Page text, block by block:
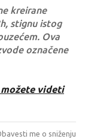
kreirane
stignu istog
Ova
označene
videti
me o sniženju